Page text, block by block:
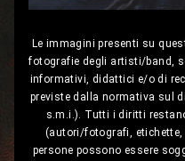
Le immagini presenti su
fotografie degli artisti/band,
informativi, didattici e/o di
previste dalla normativa sul
s.m.i.). Tutti i diritti
(autori/fotografi, etichette,
persone possono essere